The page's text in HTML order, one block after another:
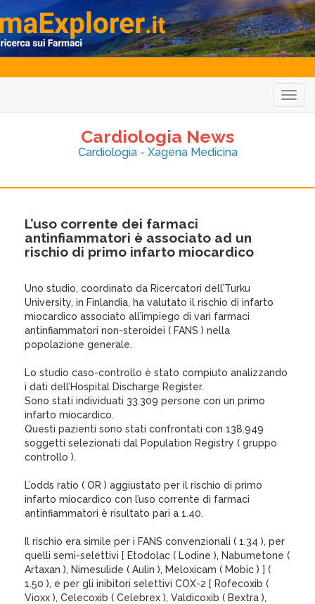
Cardiologia News
Cardiologia - Xagena Medicina
L’uso corrente dei farmaci
antinfiammatori è associato ad un
rischio di primo infarto miocardico
Uno studio, coordinato da Ricercatori dell’Turku
University, in Finlandia, ha valutato il rischio di infarto
miocardico associato all’impiego di vari farmaci
antinfiammatori non-steroidei ( FANS ) nella
popolazione generale.
Lo studio caso-controllo è stato compiuto analizzando
i dati dell’Hospital Discharge Register.
Sono stati individuati 33.309 persone con un primo
infarto miocardico.
Questi pazienti sono stati confrontati con 138.949
soggetti selezionati dal Population Registry ( gruppo
controllo ).
L’odds ratio ( OR ) aggiustato per il rischio di primo
infarto miocardico con l’uso corrente di farmaci
antinfiammatori è risultato pari a 1.40.
Il rischio era simile per i FANS convenzionali ( 1.34 ), per
quelli semi-selettivi [ Etodolac ( Lodine ), Nabumetone (
Artaxan ), Nimesulide ( Aulin ), Meloxicam ( Mobic ) ] (
1.50 ), e per gli inibitori selettivi COX-2 [ Rofecoxib (
Vioxx ), Celecoxib ( Celebrex ), Valdicoxib ( Bextra ),